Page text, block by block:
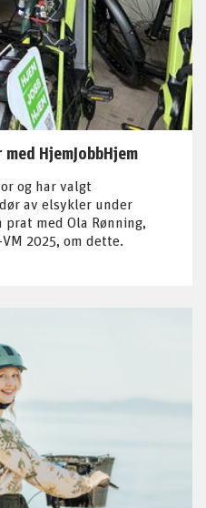
HjemJobbHjem
og har valgt
av elsykler under
med Ola Rønning,
2025, om dette.